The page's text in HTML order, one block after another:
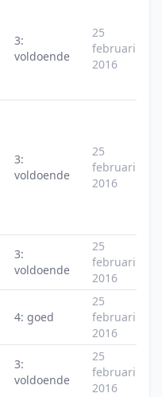
3:
voldoende
25
februari
2016
3:
voldoende
25
februari
2016
3:
voldoende
25
februari
2016
4: goed
25
februari
2016
3:
voldoende
25
februari
2016